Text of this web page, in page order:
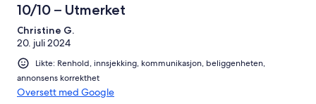
10/10 – Utmerket
Christine G.
20. juli 2024
Likte: Renhold, innsjekking, kommunikasjon, beliggenheten,
annonsens korrekthet
Oversett med Google